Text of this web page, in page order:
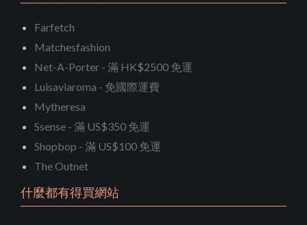
Farfetch
Matchesfashion
Net-A-Porter - 滿 HK$2500 免運
Luisaviaroma - 免國際運費
Mytheresa
Ssense - 滿 US$350 免運
Shopbop - 滿 US$100 免運
The Outnet
什麼都有得買網站